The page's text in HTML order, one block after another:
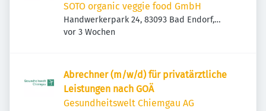
SOTO organic veggie food GmbH
Handwerkerpark 24, 83093 Bad Endorf,
Deutschland
Veröffentlicht
vor 3 Wochen
Abrechner (m/w/d) für privatärztliche
Leistungen nach GOÄ
Gesundheitswelt Chiemgau AG